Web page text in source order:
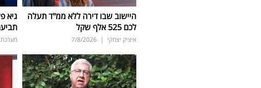
היישוב שבו דירה ללא ממ"ד תעלה
לכם 525 אלף שקל
איציק יצחקי |
7/8/2026
גיא
תביעת
מערכת ice